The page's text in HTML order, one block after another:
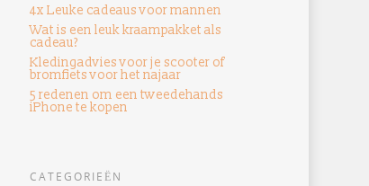
4x Leuke cadeaus voor mannen
Wat is een leuk kraampakket als
cadeau?
Kledingadvies voor je scooter of
bromfiets voor het najaar
5 redenen om een ​​tweedehands
iPhone te kopen
CATEGORIEËN